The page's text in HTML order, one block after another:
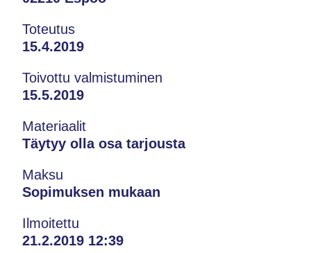
Toteutus
15.4.2019
Toivottu valmistuminen
15.5.2019
Materiaalit
Täytyy olla osa tarjousta
Maksu
Sopimuksen mukaan
Ilmoitettu
21.2.2019 12:39